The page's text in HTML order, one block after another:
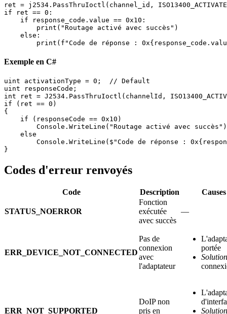
ret = j2534.PassThruIoctl(channel_id,
if ret == 0:
    if response_code.value == 0x10:
        print("Routage activé avec succès")
    else:
print(f"Code de réponse :
Exemple en C#
uint activationType = 0;  // Default
uint responseCode;
int ret = J2534.PassThruIoctl(channelId,
if (ret == 0)
{
    if (responseCode == 0x10)
Console.WriteLine("Routage activé avec
    else
Console.WriteLine($"Code de réponse :
}
Codes d'erreur renvoyés
Code Description
STATUS_NOERROR
Fonction
exécutée
avec succès
—
ERR_DEVICE_NOT_CONNECTED
Pas de
connexion
avec
l'adaptateur
portée
ERR_NOT_SUPPORTED
DoIP non
pris en